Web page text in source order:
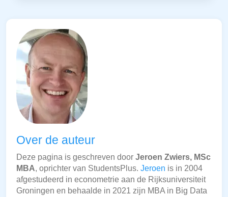
Over de auteur
Deze pagina is geschreven door Jeroen Zwiers, MSc
MBA, oprichter van StudentsPlus. Jeroen is in 2004
afgestudeerd in econometrie aan de Rijksuniversiteit
Groningen en behaalde in 2021 zijn MBA in Big Data